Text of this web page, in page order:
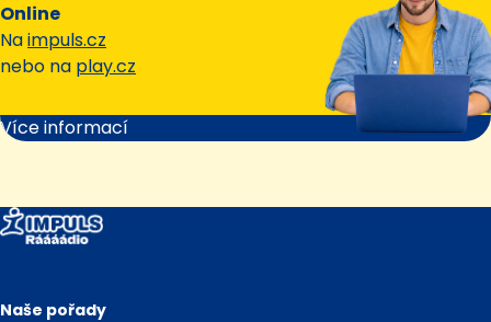
Online
Naimpuls.cz
nebo na play.cz
Více informací
Naše pořady